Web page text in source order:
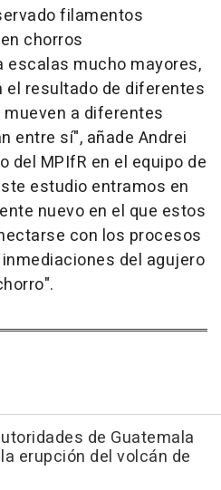
filamentos
chorros
escalas mucho mayores,
el resultado de diferentes
a diferentes
entre sí", añade Andrei
del MPIfR en el equipo de
estudio entramos en
nuevo en el que estos
con los procesos
del agujero
de Guatemala
erupción del volcán de